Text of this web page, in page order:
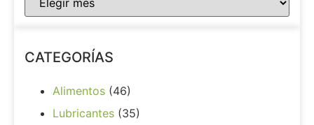
CATEGORÍAS
Alimentos (46)
Lubricantes (35)